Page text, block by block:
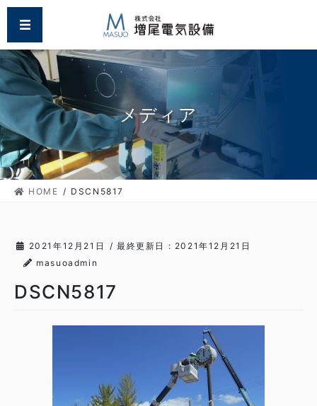
コ
テ
ン
ツ
に
動
ナ
ゲ
ー
シ
ョ
に
移
動
メディア
HOME DSCN5817
2021年12月21日 / 最終更新日 : 2021年12月21日
masuoadmin
DSCN5817